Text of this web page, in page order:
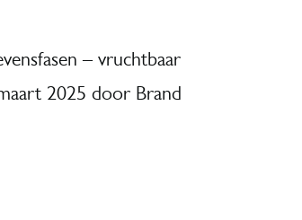
– vruchtbaar
2025 door Brand